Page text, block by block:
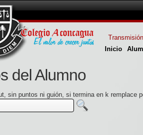
Inicio
del Alumno
sin puntos ni guión, si termina en k remplace